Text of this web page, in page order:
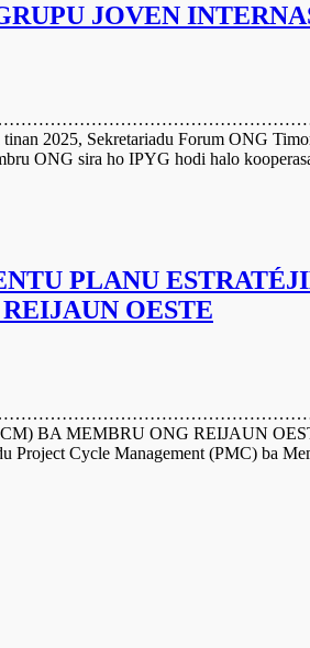
JOVEN
FONGTIL
2025, Sekretariadu Forum ONG
ONG sira ho IPYG hodi halo
PLANU
OESTE
BA MEMBRU ONG REIJAUN
Project Cycle Management (PMC) ba